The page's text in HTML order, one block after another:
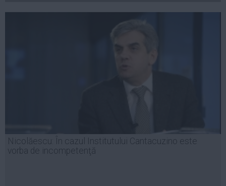
Nicolăescu: În cazul Institutului Cantacuzino este
vorba de incompetenţă